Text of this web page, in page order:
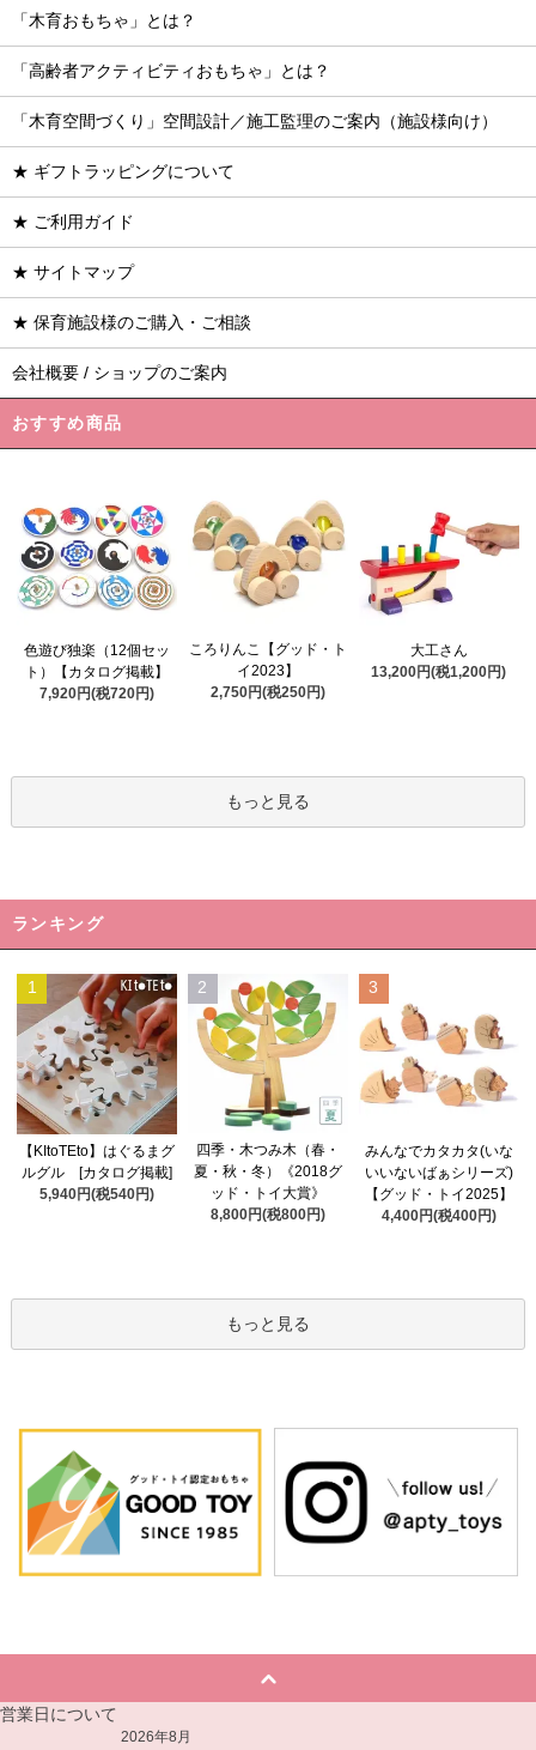
「木育おもちゃ」とは？
「高齢者アクティビティおもちゃ」とは？
「木育空間づくり」空間設計／施工監理のご案内（施設様向け）
★ ギフトラッピングについて
★ ご利用ガイド
★ サイトマップ
★ 保育施設様のご購入・ご相談
会社概要 / ショップのご案内
おすすめ商品
色遊び独楽（12個セッ
ト）【カタログ掲載】
7,920円(税720円)
ころりんこ【グッド・ト
イ2023】
2,750円(税250円)
大工さん
13,200円(税1,200円)
もっと見る
ランキング
1
【KItoTEto】はぐるまグ
ルグル [カタログ掲載]
5,940円(税540円)
2
四季・木つみ木（春・
夏・秋・冬）《2018グ
ッド・トイ大賞》
8,800円(税800円)
3
みんなでカタカタ(いな
いいないばぁシリーズ)
【グッド・トイ2025】
4,400円(税400円)
もっと見る
営業日について
2026年8月